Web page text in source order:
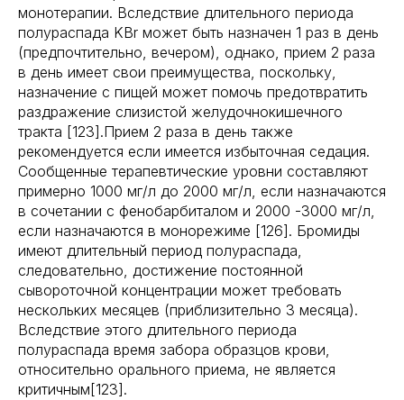
монотерапии. Вследствие длительного периода
полураспада KBr может быть назначен 1 раз в день
(предпочтительно, вечером), однако, прием 2 раза
в день имеет свои преимущества, поскольку,
назначение с пищей может помочь предотвратить
раздражение слизистой желудочнокишечного
тракта [123].Прием 2 раза в день также
рекомендуется если имеется избыточная седация.
Сообщенные терапевтические уровни составляют
примерно 1000 мг/л до 2000 мг/л, если назначаются
в сочетании с фенобарбиталом и 2000 -3000 мг/л,
если назначаются в монорежиме [126]. Бромиды
имеют длительный период полураспада,
следовательно, достижение постоянной
сывороточной концентрации может требовать
нескольких месяцев (приблизительно 3 месяца).
Вследствие этого длительного периода
полураспада время забора образцов крови,
относительно орального приема, не является
критичным[123].